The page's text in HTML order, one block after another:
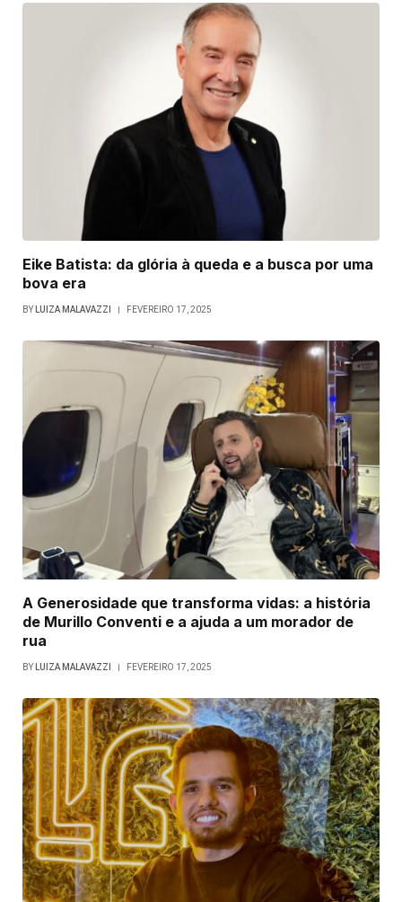
Eike Batista: da glória à queda e a busca por uma
bova era
BY LUIZA MALAVAZZI FEVEREIRO 17, 2025
A Generosidade que transforma vidas: a história
de Murillo Conventi e a ajuda a um morador de
rua
BY LUIZA MALAVAZZI FEVEREIRO 17, 2025